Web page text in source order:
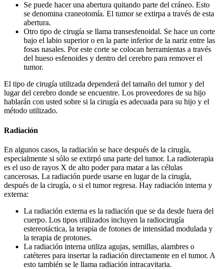
Se puede hacer una abertura quitando parte del cráneo. Esto
se denomina craneotomía. El tumor se extirpa a través de esta
abertura.
Otro tipo de cirugía se llama transesfenoidal. Se hace un corte
bajo el labio superior o en la parte inferior de la nariz entre las
fosas nasales. Por este corte se colocan herramientas a través
del hueso esfenoides y dentro del cerebro para remover el
tumor.
El tipo de cirugía utilizada dependerá del tamaño del tumor y del
lugar del cerebro donde se encuentre. Los proveedores de su hijo
hablarán con usted sobre si la cirugía es adecuada para su hijo y el
método utilizado.
Radiación
En algunos casos, la radiación se hace después de la cirugía,
especialmente si sólo se extirpó una parte del tumor. La radioterapia
es el uso de rayos X de alto poder para matar a las células
cancerosas. La radiación puede usarse en lugar de la cirugía,
después de la cirugía, o si el tumor regresa. Hay radiación interna y
externa:
La radiación externa es la radiación que se da desde fuera del
cuerpo. Los tipos utilizados incluyen la radiocirugía
estereotáctica, la terapia de fotones de intensidad modulada y
la terapia de protones.
La radiación interna utiliza agujas, semillas, alambres o
catéteres para insertar la radiación directamente en el tumor. A
esto también se le llama radiación intracavitaria.